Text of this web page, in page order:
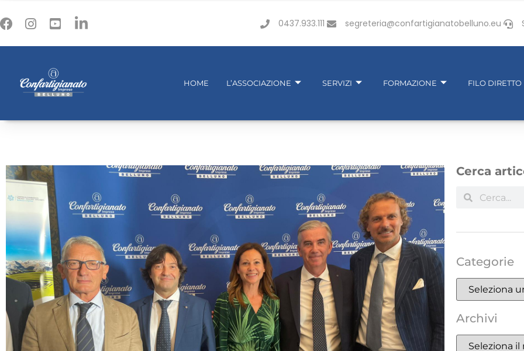
0437.933.111 segreteria@confartigianatobelluno.eu
HOME L’ASSOCIAZIONE SERVIZI FORMAZIONE FILO DIRETTO
Cerca
Categorie
Archivi